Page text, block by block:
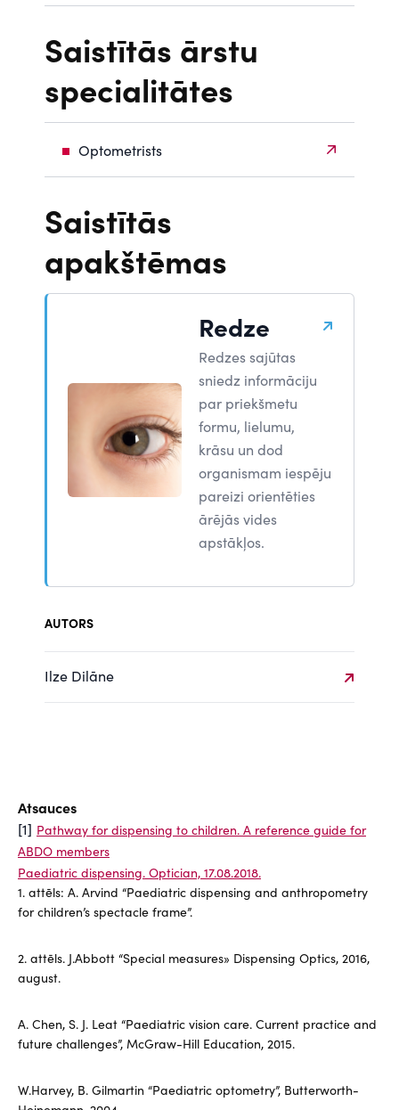
Saistītās ārstu
specialitātes
Optometrists
Saistītās
apakštēmas
Redze
Redzes sajūtas
sniedz informāciju
par priekšmetu
formu, lielumu,
krāsu un dod
organismam iespēju
pareizi orientēties
ārējās vides
apstākļos.
AUTORS
Ilze Dilāne
Atsauces
[1] Pathway for dispensing to children. A reference guide for
ABDO members
Paediatric dispensing. Optician, 17.08.2018.
1. attēls: A. Arvind “Paediatric dispensing and anthropometry
for children’s spectacle frame”.
2. attēls. J.Abbott “Special measures» Dispensing Optics, 2016,
august.
A. Chen, S. J. Leat “Paediatric vision care. Current practice and
future challenges”, McGraw-Hill Education, 2015.
W.Harvey, B. Gilmartin “Paediatric optometry”, Butterworth-